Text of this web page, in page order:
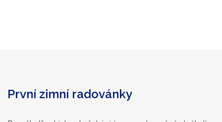
První zimní radovánky